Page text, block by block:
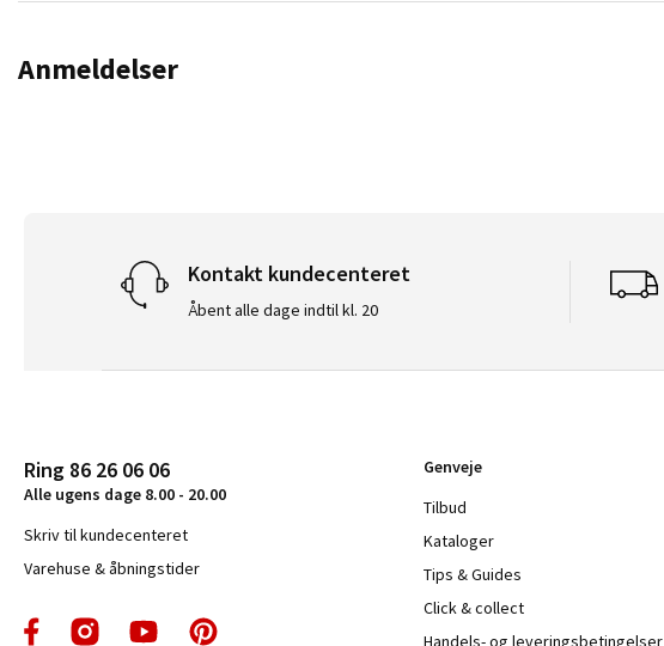
Anmeldelser
Kontakt kundecenteret
Åbent alle dage indtil kl. 20
Ring 86 26 06 06
Alle ugens dage 8.00 - 20.00
Skriv til kundecenteret
Varehuse & åbningstider
Genveje
Tilbud
Kataloger
Tips & Guides
Click & collect
Handels- og leveringsbetingelser